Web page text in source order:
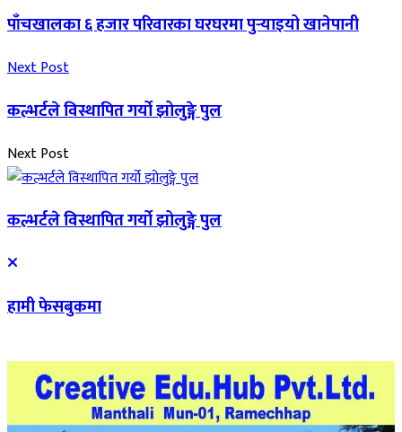
पाँचखालका ६ हजार परिवारका घरघरमा पुर्‍याइयो खानेपानी
Next Post
कल्भर्टले विस्थापित गर्यो झोलुङ्गे पुल
Next Post
कल्भर्टले विस्थापित गर्यो झोलुङ्गे पुल
हामी फेसबुकमा